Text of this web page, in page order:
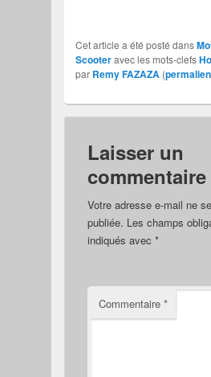
Cet article a été posté dans
Scooteravec les mots-clefs
par Remy FAZAZA (permalien
Laisser un
commentaire
Votre adresse e-mail ne
publiée. Les champs
indiqués avec *
Commentaire *